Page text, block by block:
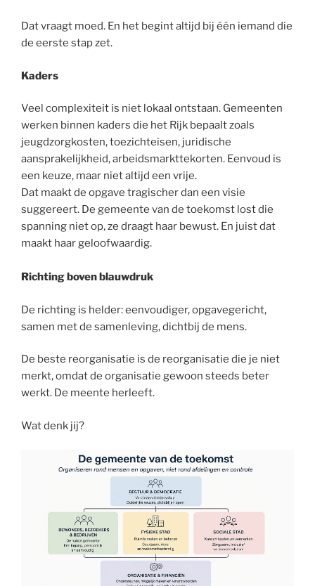
Dat vraagt moed. En het begint altijd bij één iemand die
de eerste stap zet.
Kaders
Veel complexiteit is niet lokaal ontstaan. Gemeenten
werken binnen kaders die het Rijk bepaalt zoals
jeugdzorgkosten, toezichteisen, juridische
aansprakelijkheid, arbeidsmarkttekorten. Eenvoud is
een keuze, maar niet altijd een vrije.
Dat maakt de opgave tragischer dan een visie
suggereert. De gemeente van de toekomst lost die
spanning niet op, ze draagt haar bewust. En juist dat
maakt haar geloofwaardig.
Richting boven blauwdruk
De richting is helder: eenvoudiger, opgavegericht,
samen met de samenleving, dichtbij de mens.
De beste reorganisatie is de reorganisatie die je niet
merkt, omdat de organisatie gewoon steeds beter
werkt. De meente herleeft.
Wat denk jij?